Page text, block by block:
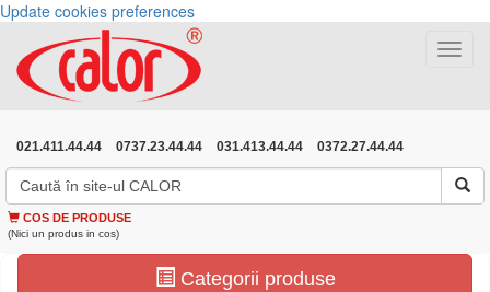
Update cookies preferences
Toggle
021.411.44.44 0737.23.44.44 031.413.44.44 0372.27.44.44
COS DE PRODUSE
(Nici un produs in cos)
Categorii produse